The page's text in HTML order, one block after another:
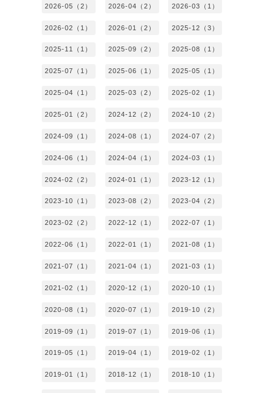
2026-05（2） 2026-04（2） 2026-03（1）
2026-02（1） 2026-01（2） 2025-12（3）
2025-11（1） 2025-09（2） 2025-08（1）
2025-07（1） 2025-06（1） 2025-05（1）
2025-04（1） 2025-03（2） 2025-02（1）
2025-01（2） 2024-12（2） 2024-10（2）
2024-09（1） 2024-08（1） 2024-07（2）
2024-06（1） 2024-04（1） 2024-03（1）
2024-02（2） 2024-01（1） 2023-12（1）
2023-10（1） 2023-08（2） 2023-04（2）
2023-02（2） 2022-12（1） 2022-07（1）
2022-06（1） 2022-01（1） 2021-08（1）
2021-07（1） 2021-04（1） 2021-03（1）
2021-02（1） 2020-12（1） 2020-10（1）
2020-08（1） 2020-07（1） 2019-10（2）
2019-09（1） 2019-07（1） 2019-06（1）
2019-05（1） 2019-04（1） 2019-02（1）
2019-01（1） 2018-12（1） 2018-10（1）